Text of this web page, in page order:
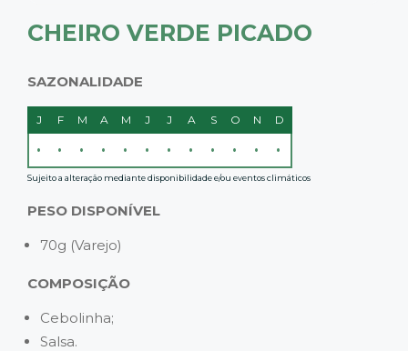
CHEIRO VERDE PICADO
SAZONALIDADE
J F M A M J J A S O N D
• • • • • • • • • • • •
Sujeito a alteração mediante disponibilidade e/ou eventos climáticos
PESO DISPONÍVEL
70g (Varejo)
COMPOSIÇÃO
Cebolinha;
Salsa.